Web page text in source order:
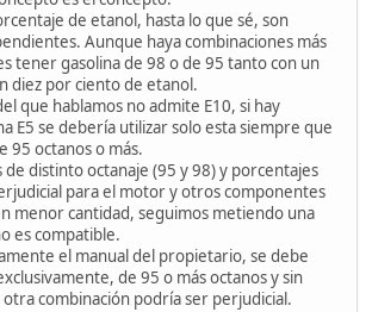
de etanol, hasta lo que sé, son
Aunque haya combinaciones más
tener gasolina de 98 o de 95 tanto con un
diez por ciento de etanol.
que hablamos no admite E10, si hay
E5 se debería utilizar solo esta siempre que
95 octanos o más.
de distinto octanaje (95 y 98) y porcentajes
para el motor y otros componentes
menor cantidad, seguimos metiendo una
es compatible.
el manual del propietario, se debe
de 95 o más octanos y sin
combinación podría ser perjudicial.